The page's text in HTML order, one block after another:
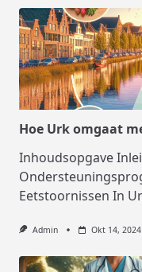
Hoe Urk omgaat
Inhoudsopgave
Eetstoornissen In
Admin Okt 14, 2024